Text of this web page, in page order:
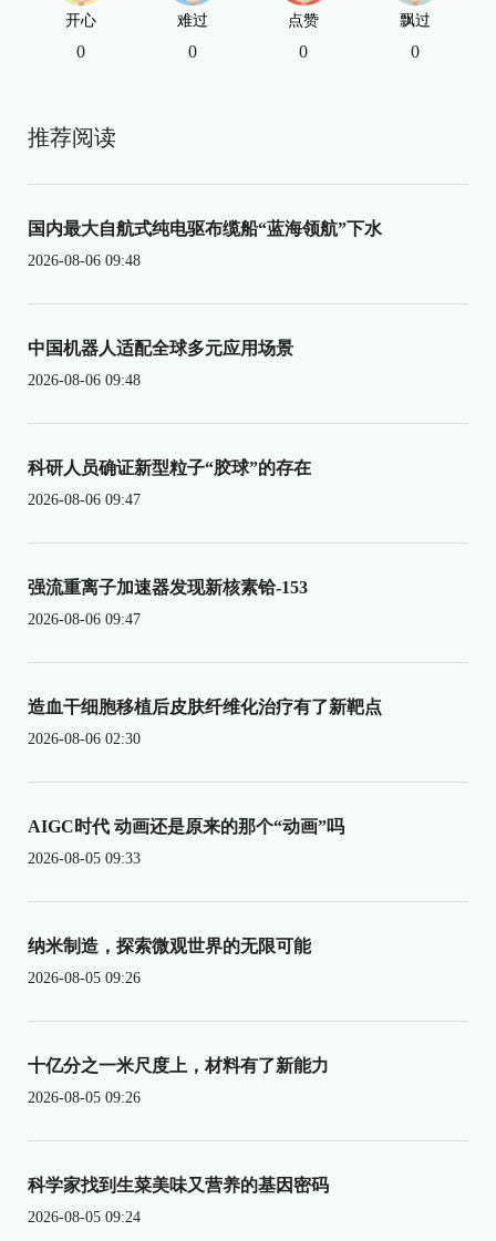
开心
0
难过
0
点赞
0
飘过
0
推荐阅读
国内最大自航式纯电驱布缆船“蓝海领航”下水
2026-08-06 09:48
中国机器人适配全球多元应用场景
2026-08-06 09:48
科研人员确证新型粒子“胶球”的存在
2026-08-06 09:47
强流重离子加速器发现新核素铪-153
2026-08-06 09:47
造血干细胞移植后皮肤纤维化治疗有了新靶点
2026-08-06 02:30
AIGC时代 动画还是原来的那个“动画”吗
2026-08-05 09:33
纳米制造，探索微观世界的无限可能
2026-08-05 09:26
十亿分之一米尺度上，材料有了新能力
2026-08-05 09:26
科学家找到生菜美味又营养的基因密码
2026-08-05 09:24